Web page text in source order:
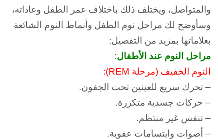
والمتواصل، ويختلف ذلك باختلاف عمر الطفل وعاداته،
وسأوضح لك مراحل نوم الطفل وأنماط النوم الشائعة
بعلاماتها بمزيد من التفصيل:
مراحل النوم عند الأطفال:
النوم الخفيف (مرحلة REM):
– تحرك سريع للعينين تحت الجفون.
– حركات جسدية متكررة.
– تنفس غير منتظم.
– أصوات وابتسامات عفوية.